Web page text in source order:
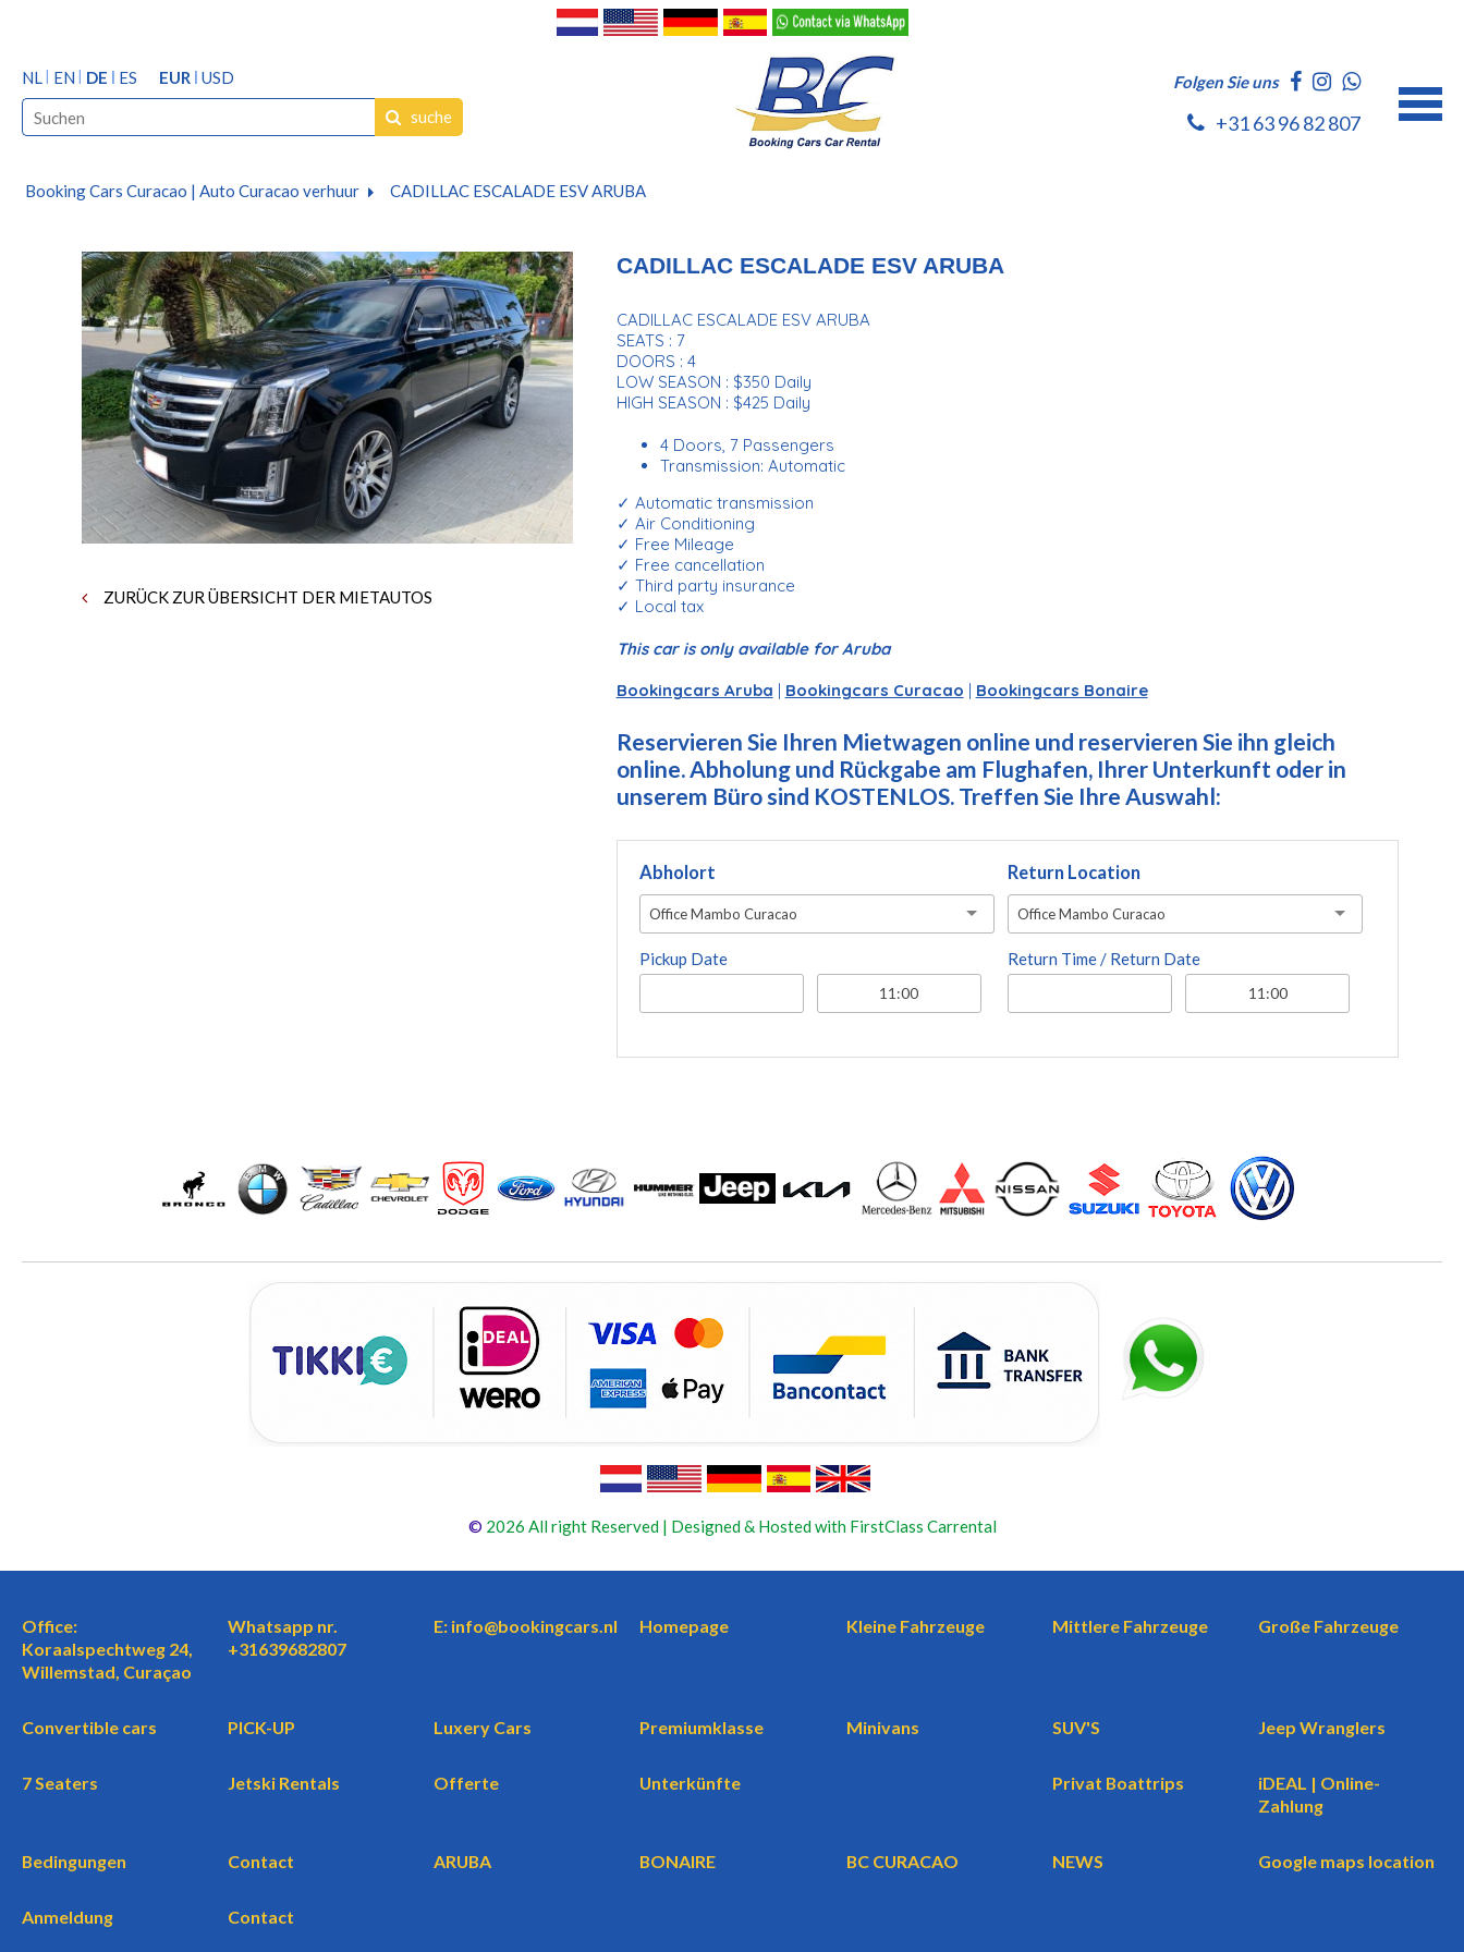
NL EN DE ES EUR USD
suche
Folgen Sie uns
+31 63 96 82 807
Booking Cars Curacao | Auto Curacao verhuur CADILLAC ESCALADE ESV ARUBA
ZURÜCK ZUR ÜBERSICHT DER MIETAUTOS
CADILLAC ESCALADE ESV ARUBA
CADILLAC ESCALADE ESV ARUBA
SEATS : 7
DOORS : 4
LOW SEASON : $350 Daily
HIGH SEASON : $425 Daily
4 Doors, 7 Passengers
Transmission: Automatic
✓ Automatic transmission
✓ Air Conditioning
✓ Free Mileage
✓ Free cancellation
✓ Third party insurance
✓ Local tax
This car is only available for Aruba
Bookingcars Aruba | Bookingcars Curacao | Bookingcars Bonaire
Reservieren Sie Ihren Mietwagen online und reservieren Sie ihn gleich
online. Abholung und Rückgabe am Flughafen, Ihrer Unterkunft oder in
unserem Büro sind KOSTENLOS. Treffen Sie Ihre Auswahl:
Abholort
Office Mambo Curacao
Pickup Date
Return Location
Office Mambo Curacao
Return Time / Return Date
© 2026 All right Reserved | Designed & Hosted with FirstClass Carrental
Office:
Koraalspechtweg 24,
Willemstad, Curaçao
Whatsapp nr.
+31639682807
E: info@bookingcars.nl Homepage Kleine Fahrzeuge Mittlere Fahrzeuge Große Fahrzeuge
Convertible cars PICK-UP Luxery Cars Premiumklasse Minivans SUV'S Jeep Wranglers
7 Seaters Jetski Rentals Offerte Unterkünfte Privat Boattrips
iDEAL | Online-
Zahlung
Bedingungen Contact ARUBA BONAIRE BC CURACAO NEWS Google maps location
Anmeldung Contact